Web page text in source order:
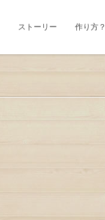
ストーリー 作り方？